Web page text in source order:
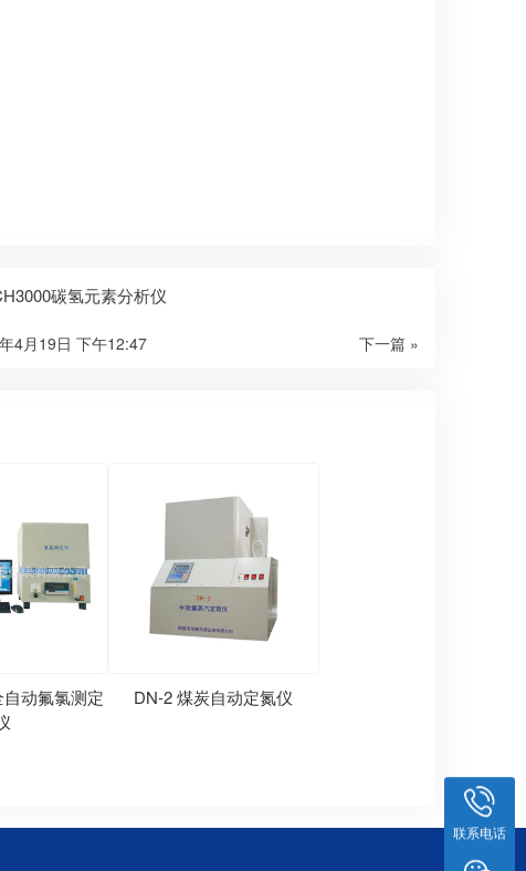
碳氢元素分析仪
下一篇 »
4月19日 下午12:47
动氟氯测定
DN-2 煤炭自动定氮仪
联系电话